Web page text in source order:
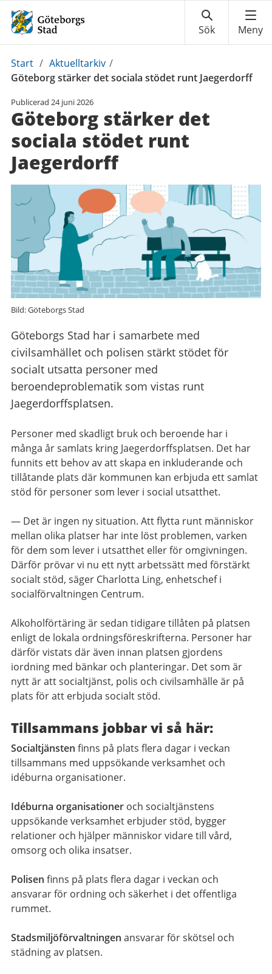
Du
är
Start / Aktuelltarkiv /
Göteborg stärker det sociala stödet runt Jaegerdorff
Publicerad 24 juni 2026
Göteborg stärker det
sociala stödet runt
Jaegerdorff
Bild: Göteborgs Stad
Göteborgs Stad har i samarbete med
civilsamhället och polisen stärkt stödet för
socialt utsatta personer med
beroendeproblematik som vistas runt
Jaegerdorffsplatsen.
Personer med skadligt bruk och beroende har i
många år samlats kring Jaegerdorffsplatsen. Det har
funnits ett behov av att skapa en inkluderande och
tillåtande plats där kommunen kan erbjuda ett samlat
stöd för personer som lever i social utsatthet.
— Det är ingen ny situation. Att flytta runt människor
mellan olika platser har inte löst problemen, varken
för dem som lever i utsatthet eller för omgivningen.
Därför prövar vi nu ett nytt arbetssätt med förstärkt
socialt stöd, säger Charlotta Ling, enhetschef i
socialförvaltningen Centrum.
Alkoholförtäring är sedan tidigare tillåten på platsen
enligt de lokala ordningsföreskrifterna. Personer har
därför vistats där även innan platsen gjordens
iordning med bänkar och planteringar. Det som är
nytt är att socialtjänst, polis och civilsamhälle är på
plats för att erbjuda socialt stöd.
Tillsammans jobbar vi så här:
Socialtjänsten finns på plats flera dagar i veckan
tillsammans med uppsökande verksamhet och
idéburna organisationer.
Idéburna organisationer och socialtjänstens
uppsökande verksamhet erbjuder stöd, bygger
relationer och hjälper människor vidare till vård,
omsorg och olika insatser.
Polisen finns på plats flera dagar i veckan och
ansvarar för ordning och säkerhet i det offentliga
rummet.
Stadsmiljöförvaltningen ansvarar för skötsel och
städning av platsen.